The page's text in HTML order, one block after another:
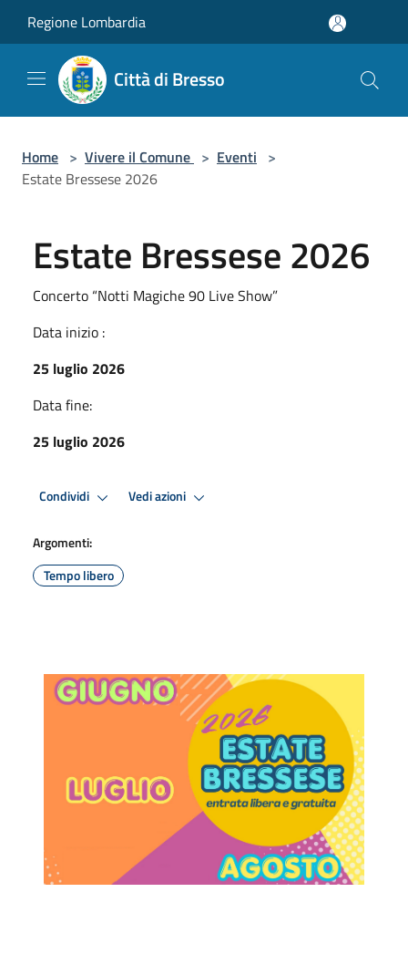
Regione Lombardia
Città di Bresso
Home > Vivere il Comune > Eventi >
Estate Bressese 2026
Estate Bressese 2026
Concerto “Notti Magiche 90 Live Show”
Data inizio :
25 luglio 2026
Data fine:
25 luglio 2026
Condividi Vedi azioni
Argomenti:
Tempo libero